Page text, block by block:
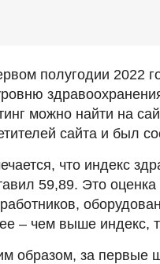
полугодии 2022
можно найти на
сайта и был
что индекс
59,89. Это
– чем выше индекс,
образом, за первые